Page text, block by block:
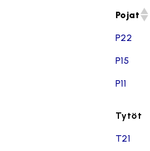
Pojat
P22
P15
P11
Tytöt
T21